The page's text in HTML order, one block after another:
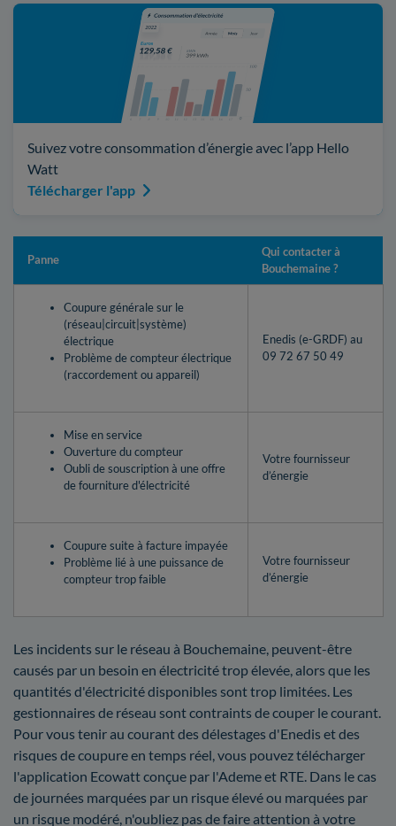
Suivez votre consommation d’énergie avec l’app Hello
Watt
Télécharger l'app
Panne
Qui contacter à
Bouchemaine ?
Coupure générale sur le
(réseau|circuit|système)
électrique
Problème de compteur électrique
(raccordement ou appareil)
Enedis (e-GRDF) au
09 72 67 50 49
Mise en service
Ouverture du compteur
Oubli de souscription à une offre
de fourniture d'électricité
Votre fournisseur
d’énergie
Coupure suite à facture impayée
Problème lié à une puissance de
compteur trop faible
Votre fournisseur
d’énergie
Les incidents sur le réseau à Bouchemaine, peuvent-être
causés par un besoin en électricité trop élevée, alors que les
quantités d'électricité disponibles sont trop limitées. Les
gestionnaires de réseau sont contraints de couper le courant.
Pour vous tenir au courant des délestages d'Enedis et des
risques de coupure en temps réel, vous pouvez télécharger
l'application Ecowatt conçue par l'Ademe et RTE. Dans le cas
de journées marquées par un risque élevé ou marquées par
un risque modéré, n'oubliez pas de faire attention à votre